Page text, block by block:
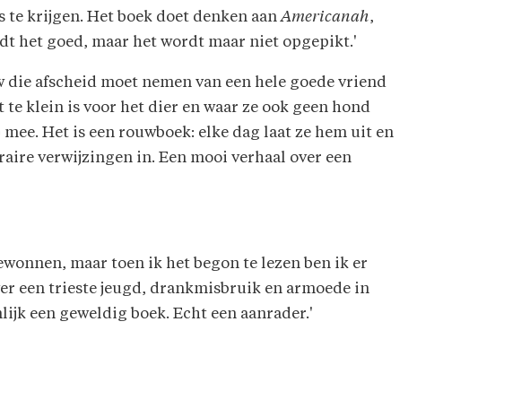
te krijgen. Het boek doet denken aanAmericanah,
het goed, maar het wordt maar niet opgepikt.'
die afscheid moet nemen van een hele goede vriend
klein is voor het dier en waar ze ook geen hond
Het is een rouwboek: elke dag laat ze hem uit en
verwijzingen in. Een mooi verhaal over een
maar toen ik het begon te lezen ben ik er
een trieste jeugd, drankmisbruik en armoede in
een geweldig boek. Echt een aanrader.'